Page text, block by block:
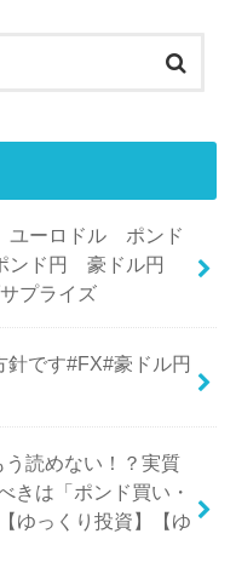
ユーロドル ポンド
ンド円 豪ドル円
プライズ
針です#FX#豪ドル円
う読めない！？実質
きは「ポンド買い・
ゆっくり投資】【ゆ